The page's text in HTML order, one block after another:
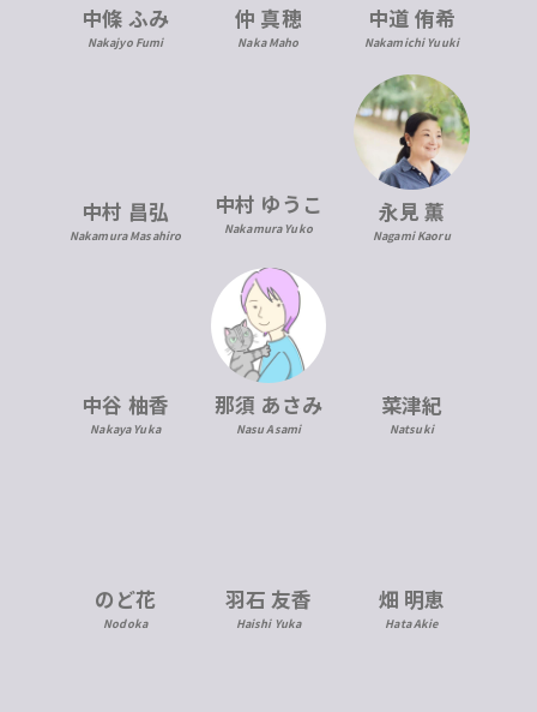
中條 ふみ
Nakajyo Fumi
仲 真穂
Naka Maho
中道 侑希
Nakamichi Yuuki
中村 昌弘
Nakamura Masahiro
中村 ゆうこ
Nakamura Yuko
永見 薫
Nagami Kaoru
中谷 柚香
Nakaya Yuka
那須 あさみ
Nasu Asami
菜津紀
Natsuki
のど花
Nodoka
羽石 友香
Haishi Yuka
畑 明恵
Hata Akie